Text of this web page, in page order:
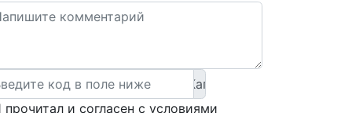
прочитал и согласен с условиями